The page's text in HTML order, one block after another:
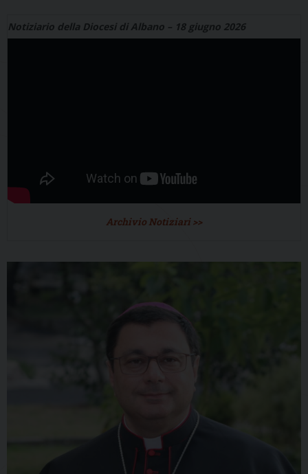
Notiziario della Diocesi di Albano – 18 giugno 2026
Archivio Notiziari >>